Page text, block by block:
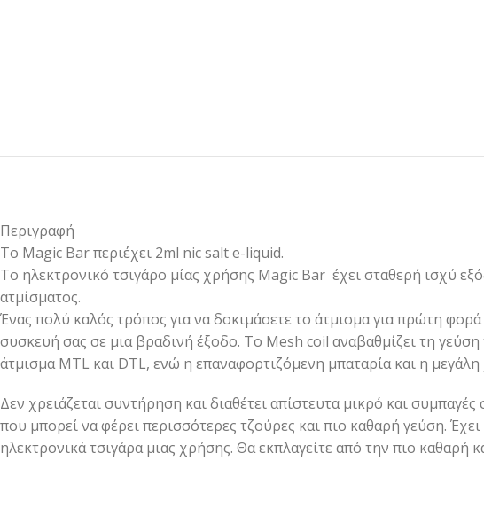
Περιγραφή
Το Magic Bar περιέχει 2ml nic salt e-liquid.
Το ηλεκτρονικό τσιγάρο μίας χρήσης Magic Bar έχει σταθερή ισχύ
ατμίσματος.
Ένας πολύ καλός τρόπος για να δοκιμάσετε το άτμισμα για πρώτη
συσκευή σας σε μια βραδινή έξοδο. Το Mesh coil αναβαθμίζει τη
άτμισμα MTL και DTL, ενώ η επαναφορτιζόμενη μπαταρία και η
Δεν χρειάζεται συντήρηση και διαθέτει απίστευτα μικρό και
που μπορεί να φέρει περισσότερες τζούρες και πιο καθαρή γεύση.
ηλεκτρονικά τσιγάρα μιας χρήσης. Θα εκπλαγείτε από την πιο καθαρή